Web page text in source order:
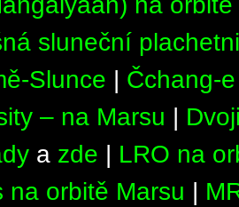
sluneční
Slunce | Čchang-
– na Marsu |
a zde | LRO na
na orbitě Marsu |